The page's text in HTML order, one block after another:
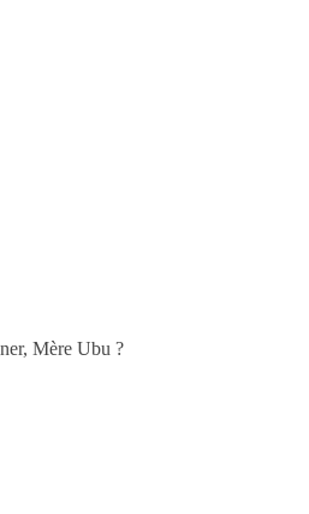
Mère Ubu ?